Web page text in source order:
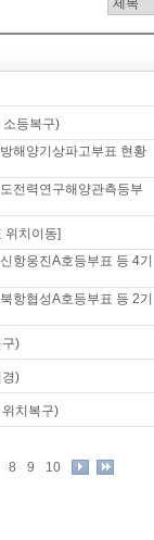
등복구)
해양기상파고부표 현황
전력연구해양관측등부
위치이동]
항웅진A호등부표 등 4기
항협성A호등부표 등 2기
)
)
치복구)
8 9 10